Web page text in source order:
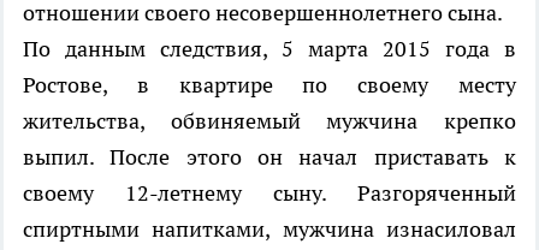
отношении своего несовершеннолетнего сына.
По данным следствия, 5 марта 2015 года в
Ростове, в квартире по своему месту
жительства, обвиняемый мужчина крепко
выпил. После этого он начал приставать к
своему 12-летнему сыну. Разгоряченный
спиртными напитками, мужчина изнасиловал